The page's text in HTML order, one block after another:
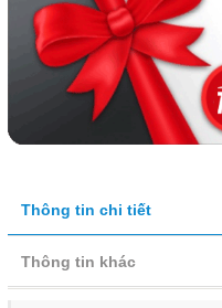
Thông tin chi tiết
Thông tin khác